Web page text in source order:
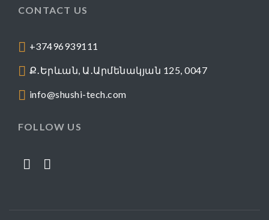
CONTACT US
+37496939111
Ք․Երևան, Ա․Արմենակյան 125, 0047
info@shushi-tech.com
FOLLOW US